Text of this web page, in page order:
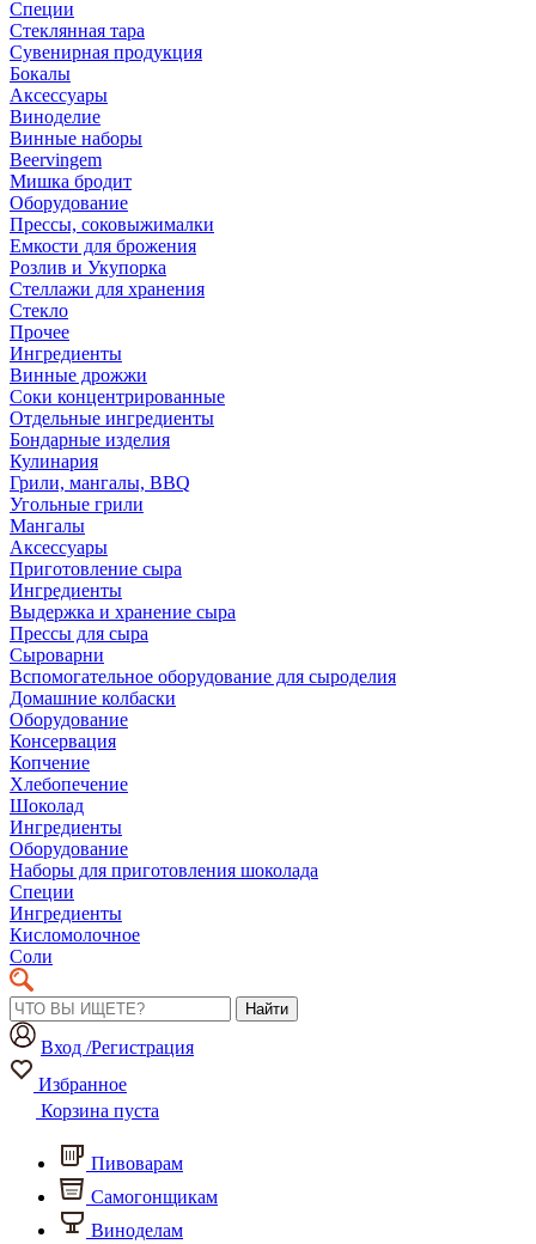
Специи
Стеклянная тара
Сувенирная продукция
Бокалы
Аксессуары
Виноделие
Винные наборы
Beervingem
Мишка бродит
Оборудование
Прессы, соковыжималки
Емкости для брожения
Розлив и Укупорка
Стеллажи для хранения
Стекло
Прочее
Ингредиенты
Винные дрожжи
Соки концентрированные
Отдельные ингредиенты
Бондарные изделия
Кулинария
Грили, мангалы, BBQ
Угольные грили
Мангалы
Аксессуары
Приготовление сыра
Ингредиенты
Выдержка и хранение сыра
Прессы для сыра
Сыроварни
Вспомогательное оборудование для сыроделия
Домашние колбаски
Оборудование
Консервация
Копчение
Хлебопечение
Шоколад
Ингредиенты
Оборудование
Наборы для приготовления шоколада
Специи
Ингредиенты
Кисломолочное
Соли
Найти
Вход /Регистрация
Избранное
Корзина пуста
Пивоварам
Самогонщикам
Виноделам